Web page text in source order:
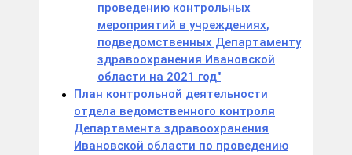
проведению контрольных
мероприятий в учреждениях,
подведомственных Департаменту
здравоохранения Ивановской
области на 2021 год"
План контрольной деятельности
отдела ведомственного контроля
Департамента здравоохранения
Ивановской области по проведению